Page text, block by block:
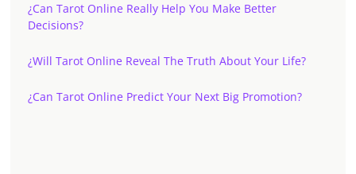
¿Can Tarot Online Really Help You Make Better
Decisions?
¿Will Tarot Online Reveal The Truth About Your Life?
¿Can Tarot Online Predict Your Next Big Promotion?